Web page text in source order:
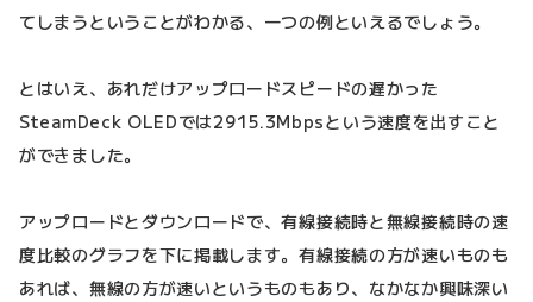
てしまうということがわかる、一つの例といえるでしょう。
とはいえ、あれだけアップロードスピードの遅かった
SteamDeck OLEDでは2915.3Mbpsという速度を出すこと
ができました。
アップロードとダウンロードで、有線接続時と無線接続時の速
度比較のグラフを下に掲載します。有線接続の方が速いものも
あれば、無線の方が速いというものもあり、なかなか興味深い